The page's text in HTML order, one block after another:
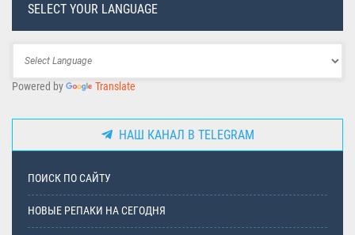
SELECT YOUR LANGUAGE
Powered by Translate
НАШ КАНАЛ В TELEGRAM
ПОИСК ПО САЙТУ
НОВЫЕ РЕПАКИ НА СЕГОДНЯ